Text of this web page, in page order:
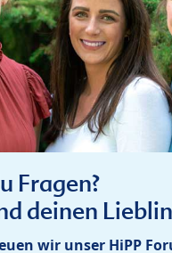
Fragen?
deinen
wir unser HiPP